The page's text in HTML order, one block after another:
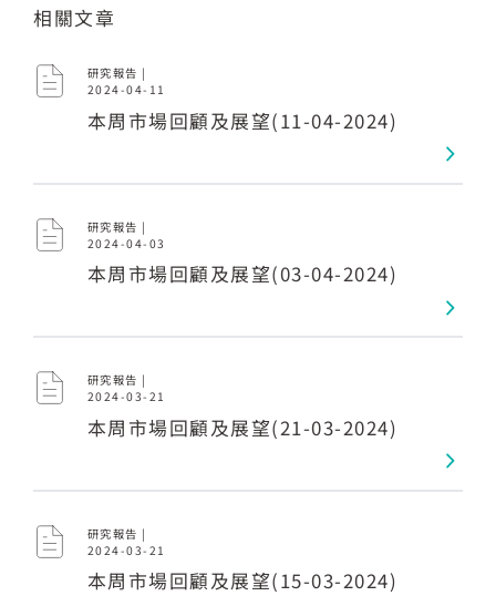
相關文章
研究報告 |
2024-04-11
本周市場回顧及展望(11-04-2024)
研究報告 |
2024-04-03
本周市場回顧及展望(03-04-2024)
研究報告 |
2024-03-21
本周市場回顧及展望(21-03-2024)
研究報告 |
2024-03-21
本周市場回顧及展望(15-03-2024)